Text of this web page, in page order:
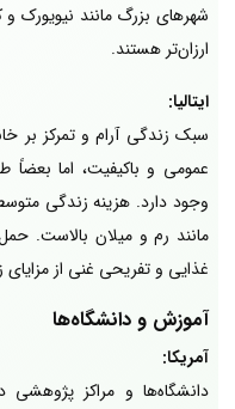
شهرهای بزرگ مانند نیویورک و
ارزان‌تر هستند.
ایتالیا:
سبک زندگی آرام و تمرکز بر
عمومی و باکیفیت، اما بعضاً
وجود دارد. هزینه زندگی
مانند رم و میلان بالاست.
غذایی و تفریحی غنی از
آموزش و دانشگاه‌ها
آمریکا:
دانشگاه‌ها و مراکز پژوهشی